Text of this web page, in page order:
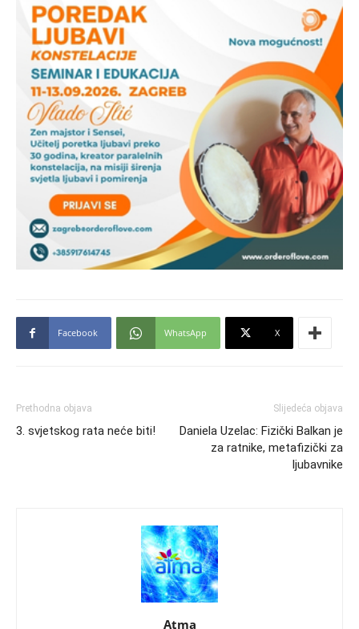
Facebook WhatsApp X
Prethodna objava
3. svjetskog rata neće biti!
Slijedeća objava
Daniela Uzelac: Fizički Balkan je
za ratnike, metafizički za
ljubavnike
Atma